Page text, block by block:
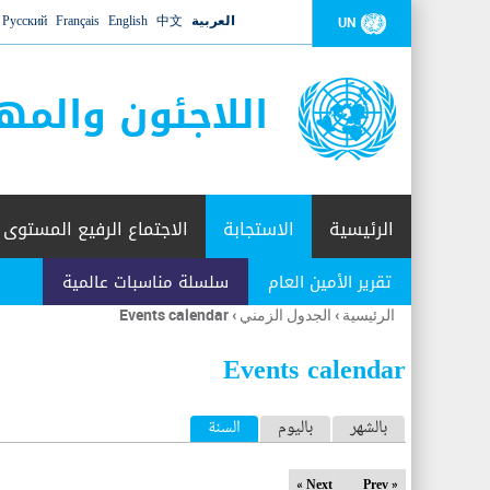
UN العربية 中文
English
Français
Русский
اللاجئون
الرئيسية الاستجابة
تقرير الأمين العام سلسلة مناسبات عالمية
الاجتماع الرفيع المستوى
أنت
هنا
الرئيسية › الجدول الزمني ›
Events calendar
Events calendar
ا
ل
بالشهر باليوم السنة (علامة التبويب النشطة)